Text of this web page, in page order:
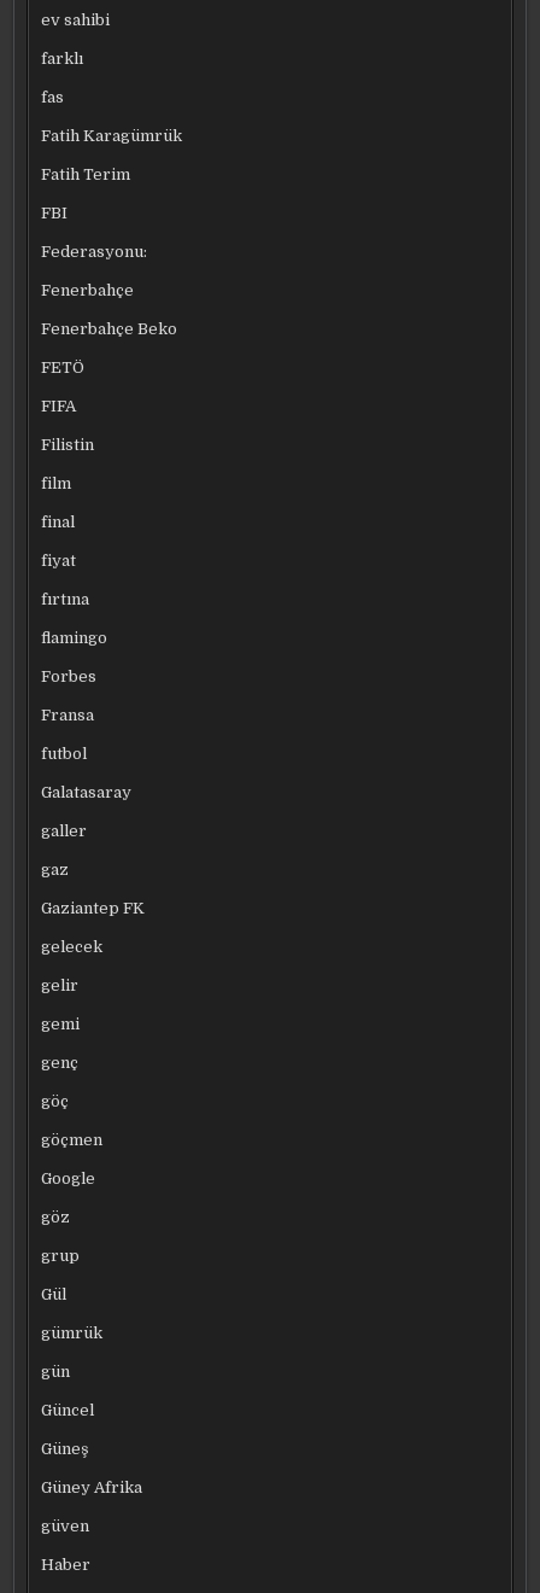
ev sahibi
farklı
fas
Fatih Karagümrük
Fatih Terim
FBI
Federasyonu:
Fenerbahçe
Fenerbahçe Beko
FETÖ
FIFA
Filistin
film
final
fiyat
fırtına
flamingo
Forbes
Fransa
futbol
Galatasaray
galler
gaz
Gaziantep FK
gelecek
gelir
gemi
genç
göç
göçmen
Google
göz
grup
Gül
gümrük
gün
Güncel
Güneş
Güney Afrika
güven
Haber